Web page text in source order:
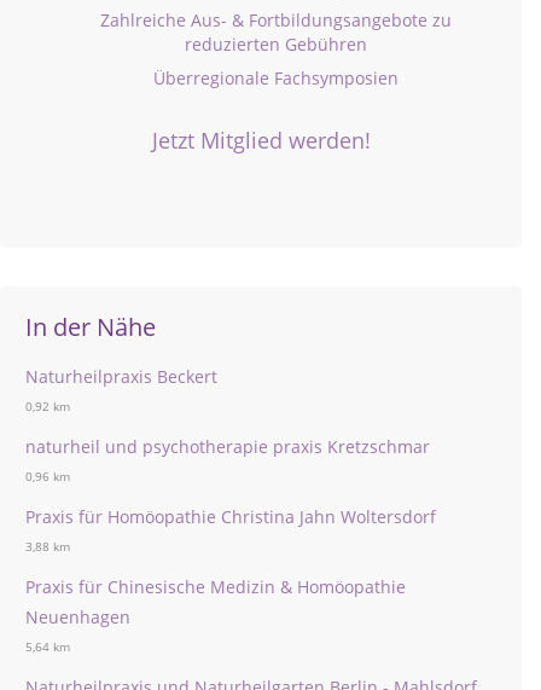
Zahlreiche Aus- & Fortbildungsangebote zu
reduzierten Gebühren
Überregionale Fachsymposien
Jetzt Mitglied werden!
In der Nähe
Naturheilpraxis Beckert
0,92 km
naturheil und psychotherapie praxis Kretzschmar
0,96 km
Praxis für Homöopathie Christina Jahn Woltersdorf
3,88 km
Praxis für Chinesische Medizin & Homöopathie
Neuenhagen
5,64 km